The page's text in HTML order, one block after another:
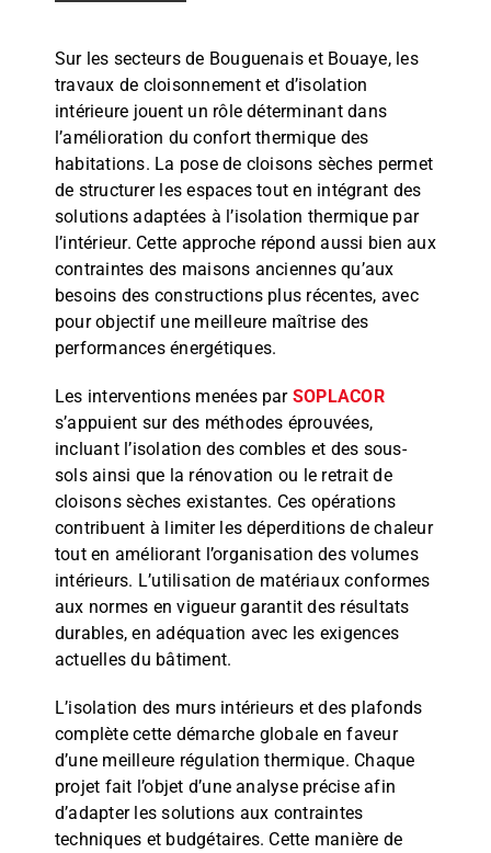
Sur les secteurs de Bouguenais et Bouaye, les
travaux de cloisonnement et d’isolation
intérieure jouent un rôle déterminant dans
l’amélioration du confort thermique des
habitations. La pose de cloisons sèches permet
de structurer les espaces tout en intégrant des
solutions adaptées à l’isolation thermique par
l’intérieur. Cette approche répond aussi bien aux
contraintes des maisons anciennes qu’aux
besoins des constructions plus récentes, avec
pour objectif une meilleure maîtrise des
performances énergétiques.
Les interventions menées par SOPLACOR
s’appuient sur des méthodes éprouvées,
incluant l’isolation des combles et des sous-
sols ainsi que la rénovation ou le retrait de
cloisons sèches existantes. Ces opérations
contribuent à limiter les déperditions de chaleur
tout en améliorant l’organisation des volumes
intérieurs. L’utilisation de matériaux conformes
aux normes en vigueur garantit des résultats
durables, en adéquation avec les exigences
actuelles du bâtiment.
L’isolation des murs intérieurs et des plafonds
complète cette démarche globale en faveur
d’une meilleure régulation thermique. Chaque
projet fait l’objet d’une analyse précise afin
d’adapter les solutions aux contraintes
techniques et budgétaires. Cette manière de